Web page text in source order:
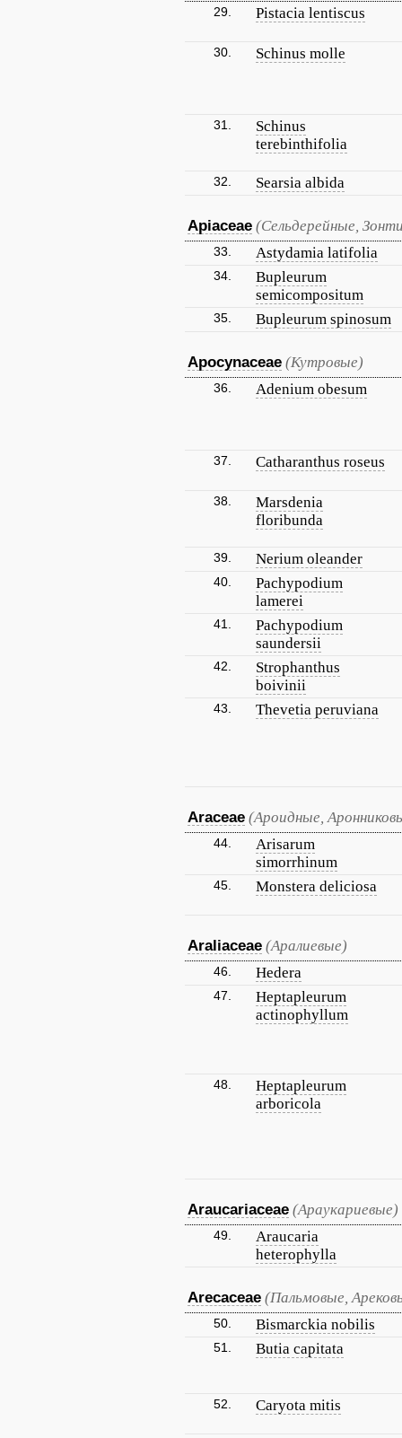
29. Pistacia lentiscus
30. Schinus molle
31.
Schinus
terebinthifolia
32. Searsia albida
Apiaceae (Сельдерейные,
33. Astydamia latifolia
34.
Bupleurum
semicompositum
35. Bupleurum spinosum
Apocynaceae (Кутровые)
36. Adenium obesum
37. Catharanthus roseus
38.
Marsdenia
floribunda
39. Nerium oleander
40.
Pachypodium
lamerei
41.
Pachypodium
saundersii
42.
Strophanthus
boivinii
43. Thevetia peruviana
Araceae (Ароидные,
44.
Arisarum
simorrhinum
45. Monstera deliciosa
Araliaceae (Аралиевые)
46. Hedera
47.
Heptapleurum
actinophyllum
48.
Heptapleurum
arboricola
Araucariaceae (Араукариевые)
49.
Araucaria
heterophylla
Arecaceae (Пальмовые,
50. Bismarckia nobilis
51. Butia capitata
52. Caryota mitis